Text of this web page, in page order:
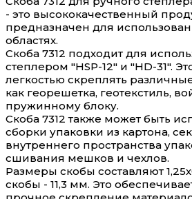
- это высококачественный
предназначен для
областях.
Скоба 7312 подходит для
степлером "HSP-12" и "HD-31".
легкостью скреплять
как георешетка, геотекстиль,
пружинному блоку.
Скоба 7312 также может быть
сборки упаковки из картона,
внутреннего пространства
сшивания мешков и чехлов.
Размеры скобы составляют
скобы - 11,3 мм. Это